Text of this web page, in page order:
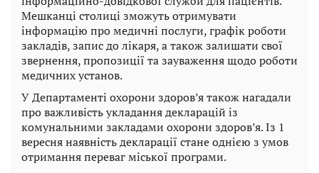
Мешканці столиці зможуть отримувати
інформацію про медичні послуги, графік роботи
закладів, запис до лікаря, а також залишати свої
звернення, пропозиції та зауваження щодо роботи
медичних установ.
У Департаменті охорони здоров’я також нагадали
про важливість укладання декларацій із
комунальними закладами охорони здоров’я. Із 1
вересня наявність декларації стане однією з умов
отримання переваг міської програми.